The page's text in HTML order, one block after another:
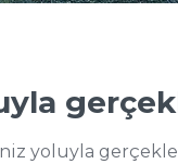
yoluyla